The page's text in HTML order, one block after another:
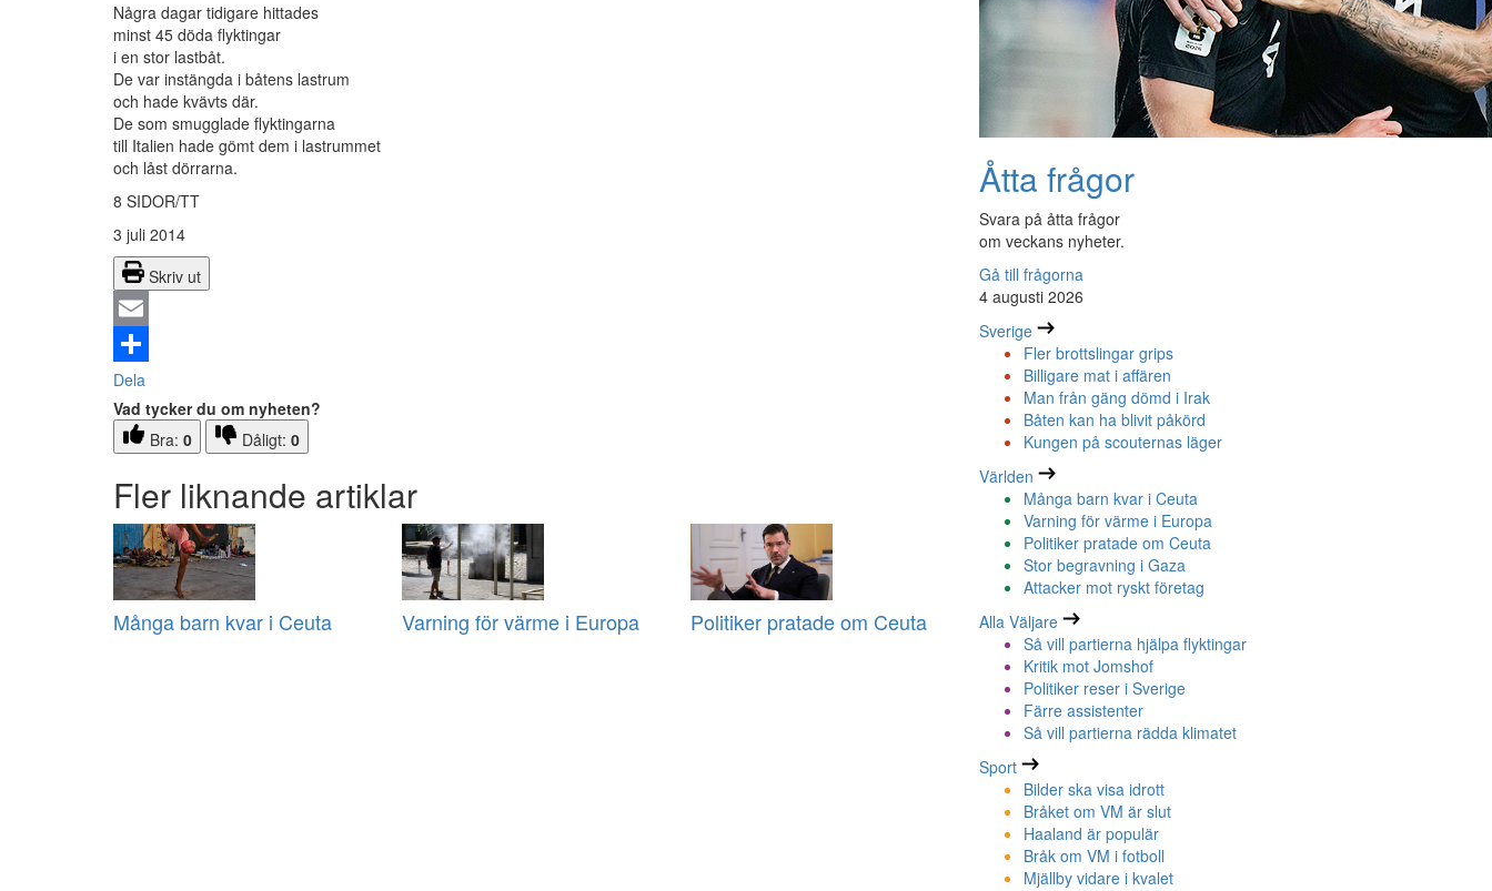
Några dagar tidigare hittades
minst 45 döda flyktingar
i en stor lastbåt.
De var instängda i båtens lastrum
och hade kvävts där.
De som smugglade flyktingarna
till Italien hade gömt dem i lastrummet
och låst dörrarna.
8 SIDOR/TT
3 juli 2014
Skriv ut
Email
Dela
Vad tycker du om nyheten?
Bra: 0 Dåligt: 0
Fler liknande artiklar
Många barn kvar i Ceuta Varning för värme i Europa Politiker pratade om Ceuta
Åtta frågor
Svara på åtta frågor
om veckans nyheter.
Gå till frågorna
4 augusti 2026
Sverige
Fler brottslingar grips
Billigare mat i affären
Man från gäng dömd i Irak
Båten kan ha blivit påkörd
Kungen på scouternas läger
Världen
Många barn kvar i Ceuta
Varning för värme i Europa
Politiker pratade om Ceuta
Stor begravning i Gaza
Attacker mot ryskt företag
Alla Väljare
Så vill partierna hjälpa flyktingar
Kritik mot Jomshof
Politiker reser i Sverige
Färre assistenter
Så vill partierna rädda klimatet
Sport
Bilder ska visa idrott
Bråket om VM är slut
Haaland är populär
Bråk om VM i fotboll
Mjällby vidare i kvalet